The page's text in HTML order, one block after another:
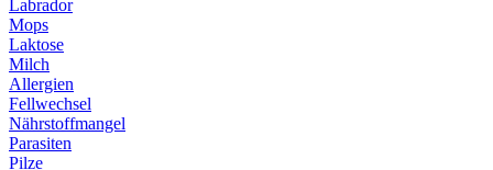
Labrador
Mops
Laktose
Milch
Allergien
Fellwechsel
Nährstoffmangel
Parasiten
Pilze